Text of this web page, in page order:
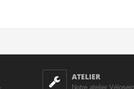
ATELIER
Notre atelier